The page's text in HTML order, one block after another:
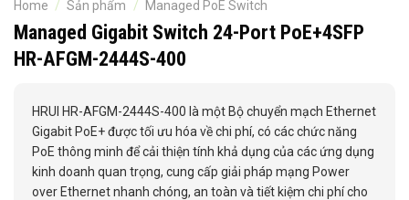
Home / Sản phẩm / Managed PoE Switch
Managed Gigabit Switch 24-Port PoE+4SFP
HR-AFGM-2444S-400
HRUI HR-AFGM-2444S-400 là một Bộ chuyển mạch Ethernet
Gigabit PoE+ được tối ưu hóa về chi phí, có các chức năng
PoE thông minh để cải thiện tính khả dụng của các ứng dụng
kinh doanh quan trọng, cung cấp giải pháp mạng Power
over Ethernet nhanh chóng, an toàn và tiết kiệm chi phí cho